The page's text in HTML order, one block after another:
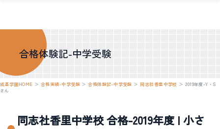
合格体験記-中学受験
成基学園HOME ＞ 合格実績-中学受験 ＞合格体験記-中学受験 ＞ 同志社香里中学校 ＞2019年度-Y・S
さん
同志社香里中学校 合格-2019年度 | 小さ